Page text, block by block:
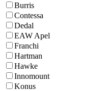
Burris
Contessa
Dedal
EAW Apel
Franchi
Hartman
Hawke
Innomount
Konus